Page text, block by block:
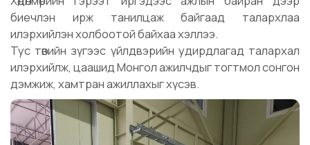
биечлэн ирж танилцаж байгаад талархлаа
илэрхийлэн холбоотой байхаа хэллээ.
Тус төвийн зүгээс үйлдвэрийн удирдлагад талархал
илэрхийлж, цаашид Монгол ажилчдыг тогтмол сонгон
дэмжиж, хамтран ажиллахыг хүсэв.